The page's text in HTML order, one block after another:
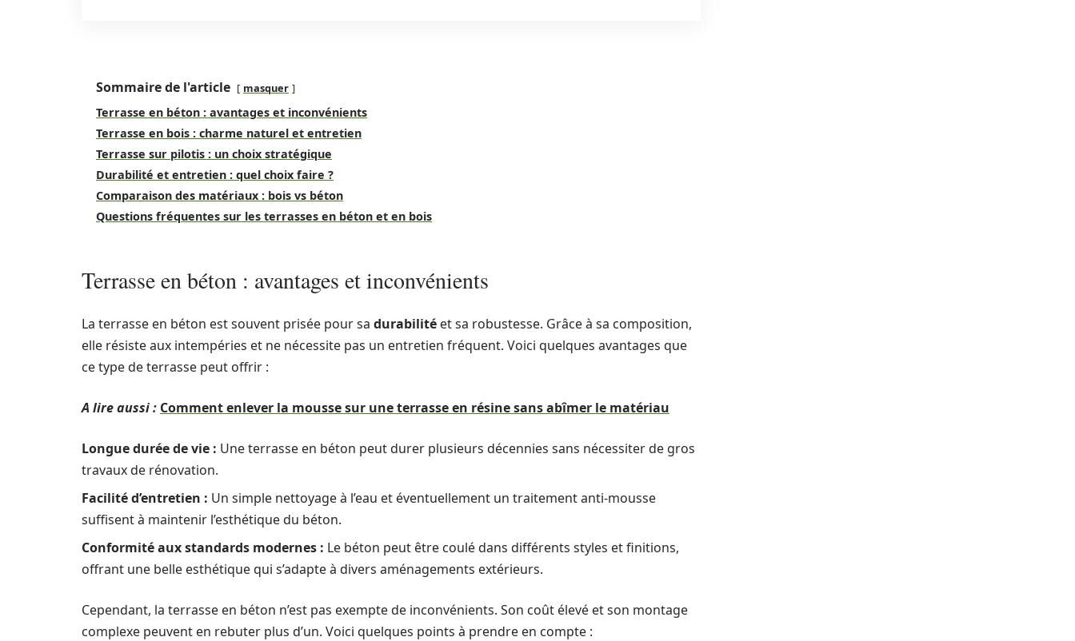
Sommaire de l'article masquer
Terrasse en béton : avantages et inconvénients
Terrasse en bois : charme naturel et entretien
Terrasse sur pilotis : un choix stratégique
Durabilité et entretien : quel choix faire ?
Comparaison des matériaux : bois vs béton
Questions fréquentes sur les terrasses en béton et en bois
Terrasse en béton : avantages et inconvénients
La terrasse en béton est souvent prisée pour sa durabilité et sa robustesse. Grâce à sa composition,
elle résiste aux intempéries et ne nécessite pas un entretien fréquent. Voici quelques avantages que
ce type de terrasse peut offrir :
A lire aussi : Comment enlever la mousse sur une terrasse en résine sans abîmer le matériau
Longue durée de vie : Une terrasse en béton peut durer plusieurs décennies sans nécessiter de gros
travaux de rénovation.
Facilité d’entretien : Un simple nettoyage à l’eau et éventuellement un traitement anti-mousse
suffisent à maintenir l’esthétique du béton.
Conformité aux standards modernes : Le béton peut être coulé dans différents styles et finitions,
offrant une belle esthétique qui s’adapte à divers aménagements extérieurs.
Cependant, la terrasse en béton n’est pas exempte de inconvénients. Son coût élevé et son montage
complexe peuvent en rebuter plus d’un. Voici quelques points à prendre en compte :